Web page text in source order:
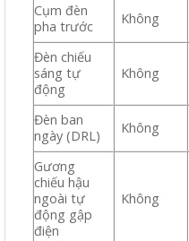
Cụm đèn
pha trước
Không
Đèn chiếu
sáng tự
động
Không
Đèn ban
ngày (DRL)
Không
Gương
chiếu hậu
ngoài tự
động gập
điện
Không